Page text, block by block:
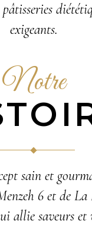
exigeants.
Notre
sain et
6 et de La
allie saveurs